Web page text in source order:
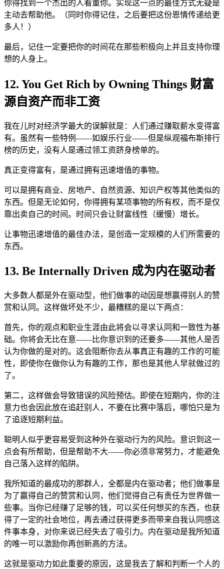
你得找到一个杰出的人看重你。实现这一点的最佳方式无疑是
主动去帮助他。（同时你得记住，之后要把这份恩情传递给更
多人！）
最后，记住一定要把你的时间花在那些积极向上并且支持你理
想的人身上。
12. You Get Rich by Owning Things 财富
源自资产而非工资
我在儿时对经济学最大的误解就是：人们通过赚取薪水变得富
有。虽然有一些特例——如娱乐行业——但是纵观福布斯排行
榜的历史，没有人是通过领工资跻身榜单的。
真正变得富有，是通过拥有迅速增值的事物。
可以是拥有商业、房地产、自然资源、知识产权等其他类似的
东西。但是无论如何，你得拥有某项事物的所有权，而不是仅
靠出卖自己的时间。时间只会让财富线性（缓慢）增长。
让事物迅速增值的最佳办法，是创造一定规模的人们所需要的
东西。
13. Be Internally Driven 成为内在驱动者
大多数人都是外在驱动型，他们做事的动因是想赢得别人的赞
赏和认同。这样做坏处不少，最糟糕的是以下两点：
首先，你的观点和职业生涯由此将会以寻求认同和一致性为基
础。你将会无比在意——比你意识到的还要多——其他人是否
认为你做的是对的。这会阻断你去从事真正有趣的工作的可能
性，即使你在做你认为有趣的工作，那也是其他人早就做过的
了。
第二，这样做会导致错误的风险预估。即使在短期内，你的注
意力也会因此放在追赶别人，不要在比赛中落后，哪怕只是为
了追逐短期利益。
聪明人似乎更容易受到这种外在驱动行为的风险。意识到这一
点会有所帮助，但是帮助不大——你必须非常努力，才能避免
自己落入这样的陷阱。
我所知道的最成功的那群人，全都是内在驱动者；他们做事是
为了赢得自己的赞赏和认同，他们觉得自己有责任为世界做一
些事。当你已经赚了足够的钱，可以买任何想买的东西，也获
得了一定的社会地位，再去通过获得更多而带来自我认同感这
件事本身，对你来说已经失去了吸引力。内在驱动是我所知道
的唯一可以激励你再创新高的方法。
这就是驱动力如此重要的原因，这是我去了解和判断一个人的